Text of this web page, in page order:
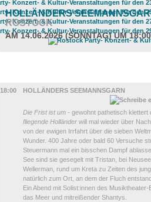
HOLLÄNDERS
ROSTOCK
AM 14.06.2026 (SONNTAG) UM
18:00
HOLLÄNDERS SEEMANNSGARN
Die Frist ist um - gewohnt pathetisch klettert
fliegende Holländer will mal wieder über
von der ewigen Irrfahrt über die sieben
Wunder. 400 Jahre oder bald 60 Versuche
Steuermann mal ein bisschen Dampf
See sind sie gesegelt mit Tristan, bei
Wellerman, rund um Kreta zu Zeiten des
natürlich zum Ort, an dem der Fluch
Ein Abend mit Solist:innen des
das Meer und mitreißender Shantys.